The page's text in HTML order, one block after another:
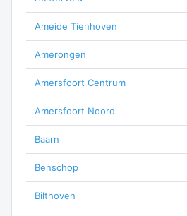
Ameide Tienhoven
Amerongen
Amersfoort Centrum
Amersfoort Noord
Baarn
Benschop
Bilthoven